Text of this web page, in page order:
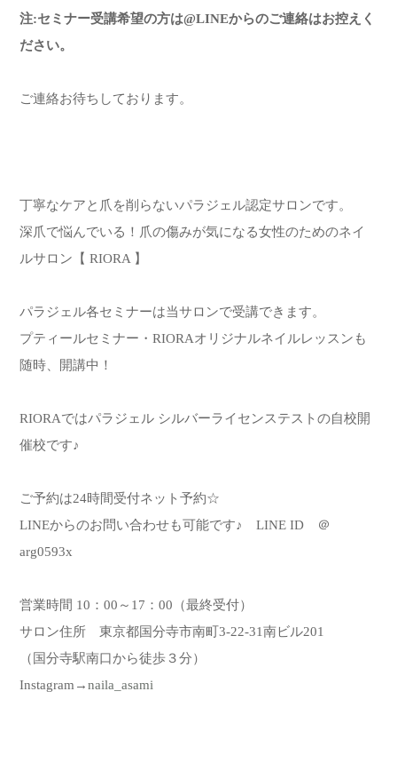
注:セミナー受講希望の方は@LINEからのご連絡はお控えく
ださい。
ご連絡お待ちしております。
丁寧なケアと爪を削らないパラジェル認定サロンです。
深爪で悩んでいる！爪の傷みが気になる女性のためのネイ
ルサロン【 RIORA 】
パラジェル各セミナーは当サロンで受講できます。
プティールセミナー・RIORAオリジナルネイルレッスンも
随時、開講中！
RIORAではパラジェル シルバーライセンステストの自校開
催校です♪
ご予約は24時間受付ネット予約☆
LINEからのお問い合わせも可能です♪ LINE ID ＠
arg0593x
営業時間 10：00～17：00（最終受付）
サロン住所 東京都国分寺市南町3-22-31南ビル201
（国分寺駅南口から徒歩３分）
Instagram→naila_asami